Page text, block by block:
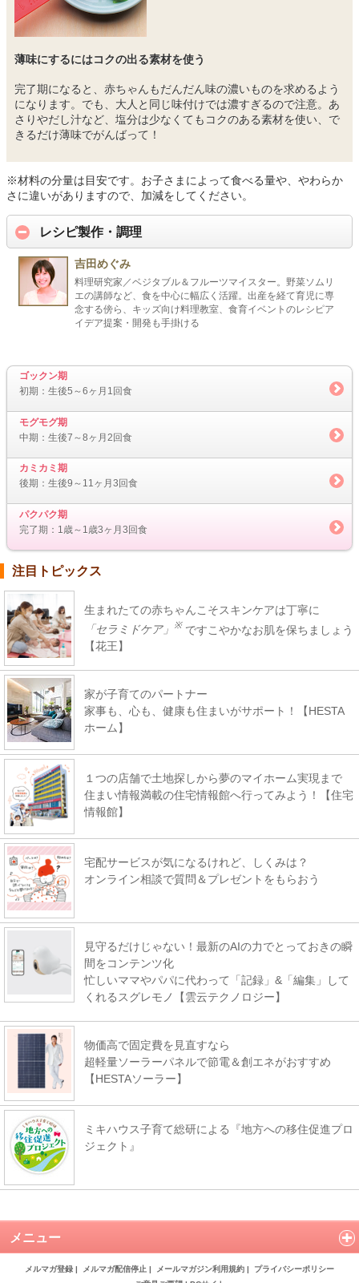
薄味にするにはコクの出る素材を使う
完了期になると、赤ちゃんもだんだん味の濃いものを求めるよう
になります。でも、大人と同じ味付けでは濃すぎるので注意。あ
さりやだし汁など、塩分は少なくてもコクのある素材を使い、で
きるだけ薄味でがんばって！
※材料の分量は目安です。お子さまによって食べる量や、やわらか
さに違いがありますので、加減をしてください。
レシピ製作・調理
吉田めぐみ
料理研究家／ベジタブル＆フルーツマイスター。野菜ソムリ
エの講師など、食を中心に幅広く活躍。出産を経て育児に専
念する傍ら、キッズ向け料理教室、食育イベントのレシピア
イデア提案・開発も手掛ける
ゴックン期
初期：生後5～6ヶ月1回食
モグモグ期
中期：生後7～8ヶ月2回食
カミカミ期
後期：生後9～11ヶ月3回食
パクパク期
完了期：1歳～1歳3ヶ月3回食
注目トピックス
生まれたての赤ちゃんこそスキンケアは丁寧に
「セラミドケア」
※ ですこやかなお肌を保ちましょう
【花王】
家が子育てのパートナー
家事も、心も、健康も住まいがサポート！【HESTA
ホーム】
１つの店舗で土地探しから夢のマイホーム実現まで
住まい情報満載の住宅情報館へ行ってみよう！【住宅
情報館】
宅配サービスが気になるけれど、しくみは？
オンライン相談で質問＆プレゼントをもらおう
見守るだけじゃない！最新のAIの力でとっておきの瞬
間をコンテンツ化
忙しいママやパパに代わって「記録」&「編集」して
くれるスグレモノ【雲云テクノロジー】
物価高で固定費を見直すなら
超軽量ソーラーパネルで節電＆創エネがおすすめ
【HESTAソーラー】
ミキハウス子育て総研による『地方への移住促進プロ
ジェクト』
メニュー
メルマガ登録 メルマガ配信停止 メールマガジン利用規約
プライバシーポリシー